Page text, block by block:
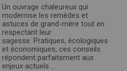
Un ouvrage chaleureux qui
modernise les remèdes et
astuces de grand-mère tout en
respectant leur
sagesse. Pratiques, écologiques
et économiques, ces conseils
répondent parfaitement aux
enjeux actuels ...